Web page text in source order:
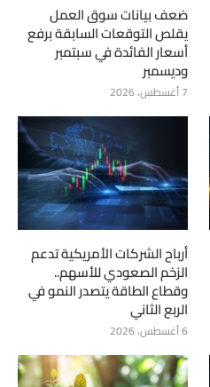
ضعف بيانات سوق العمل
يقلص التوقعات السابقة برفع
أسعار الفائدة في سبتمبر
وديسمبر
7 أغسطس، 2026
أرباح الشركات الأمريكية تدعم
الزخم الصعودي للأسهم..
وقطاع الطاقة يتصدر النمو في
الربع الثاني
6 أغسطس، 2026